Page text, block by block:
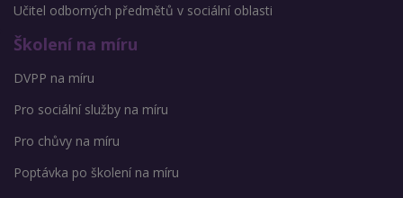
Učitel odborných předmětů v sociální oblasti
Školení na míru
DVPP na míru
Pro sociální služby na míru
Pro chůvy na míru
Poptávka po školení na míru